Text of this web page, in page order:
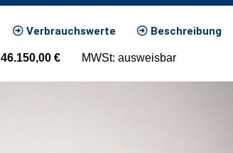
Verbrauchswerte Beschreibung
46.150,00 € MWSt: ausweisbar